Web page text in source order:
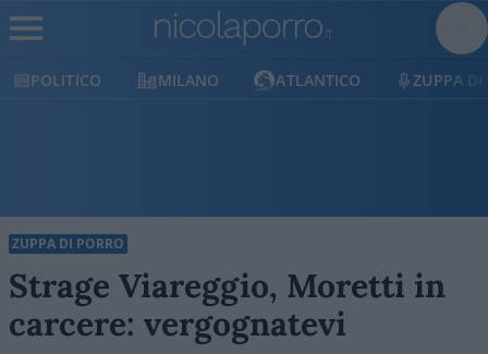
POLITICO MILANO ATLANTICO ZUPPA DI
ZUPPA DI PORRO
Strage Viareggio, Moretti in
carcere: vergognatevi